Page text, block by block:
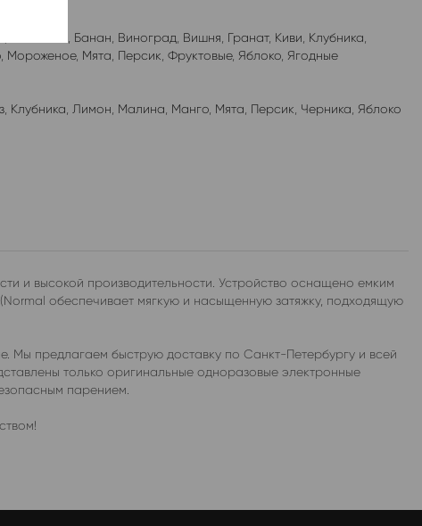
Банан Виноград Вишня Гранат, Киви Клубника
, Мороженое, Мята Персик Фруктовые, Яблоко, Ягодные
, Клубника Лимон Малина Манго, Мята Персик Черника Яблоко
и высокой производительности. Устройство оснащено емким
обеспечивает мягкую и насыщенную затяжку, подходящую
Мы предлагаем быструю доставку по Санкт-Петербургу и всей
только оригинальные одноразовые электронные
парением.